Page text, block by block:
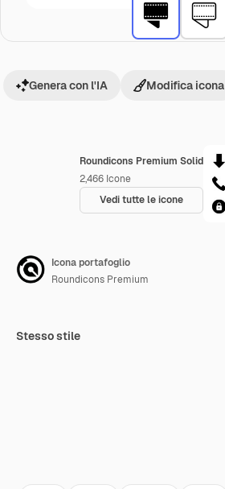
Roundicons Premium Solid
2,466 Icone
Vedi tutte le icone
Genera con l'IA Modifica icona
Icona portafoglio
Roundicons Premium
Stesso stile